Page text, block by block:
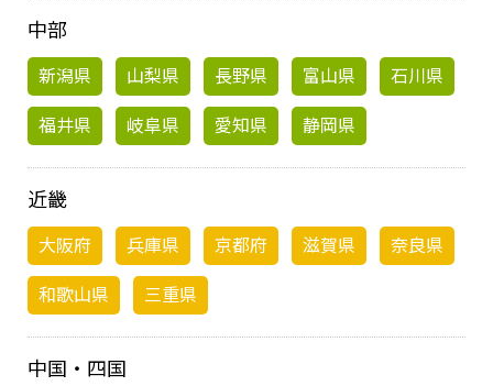
中部
新潟県 山梨県 長野県 富山県 石川県
福井県 岐阜県 愛知県 静岡県
近畿
大阪府 兵庫県 京都府 滋賀県 奈良県
和歌山県 三重県
中国・四国